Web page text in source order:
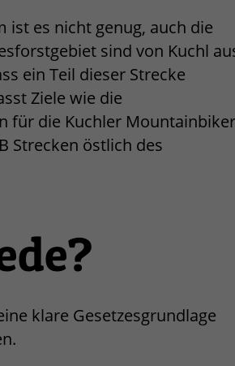
ist es nicht genug, auch die
sind von Kuchl
ein Teil dieser Strecke
Ziele wie die
für die Kuchler Mountainbiker
Strecken östlich des
klare Gesetzesgrundlage